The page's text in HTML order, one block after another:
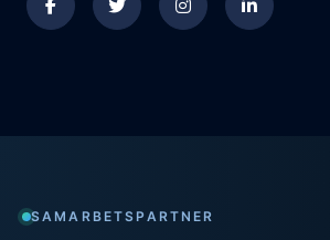
SAMARBETSPARTNER